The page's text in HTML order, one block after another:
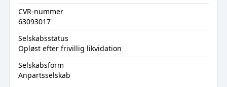
CVR-nummer
63093017
Selskabsstatus
Opløst efter frivillig likvidation
Selskabsform
Anpartsselskab